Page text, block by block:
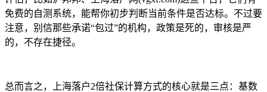
免费的自测系统，能帮你初步判断当前条件是否达标。不过要
注意，别信那些承诺“包过”的机构，政策是死的，审核是严
的，不存在捷径。
总而言之，上海落户2倍社保计算方式的核心就是三点：基数